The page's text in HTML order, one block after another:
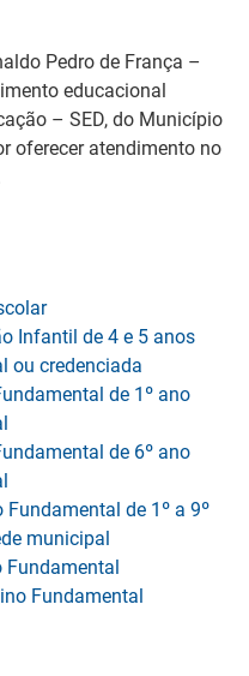
Pedro de França –
educacional
– SED, do Município
oferecer atendimento no
Infantil de 4 e 5 anos
ou credenciada
de 1º ano
de 6º ano
de 1º a 9º
municipal
Fundamental
Fundamental